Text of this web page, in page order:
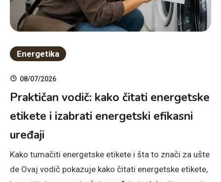
Energetika
08/07/2026
Praktičan vodič: kako čitati energetske
etikete i izabrati energetski efikasni
uređaji
Kako tumačiti energetske etikete i šta to znači za ušte
de Ovaj vodič pokazuje kako čitati energetske etikete,